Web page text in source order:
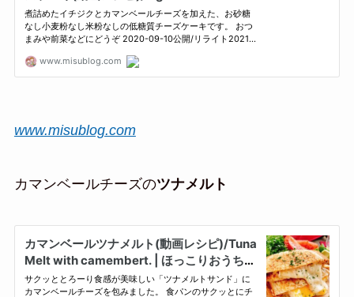
www.misublog.com
カマンベールチーズのツナメルト